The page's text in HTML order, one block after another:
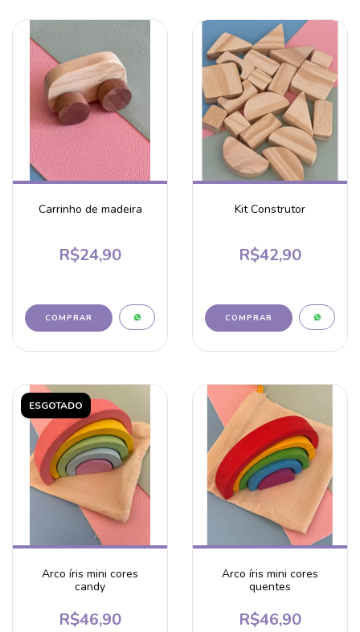
Carrinho de madeira
R$24,90
Kit Construtor
R$42,90
ESGOTADO
Arco íris mini cores
candy
R$46,90
Arco íris mini cores
quentes
R$46,90